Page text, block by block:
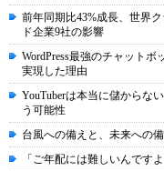
前年同期比43%成長、世界
ド企業9社の影響
WordPress最強のチャット
実現した理由
YouTuberは本当に儲からな
う可能性
台風への備えと、未来への備
「ご年配には難しいんです